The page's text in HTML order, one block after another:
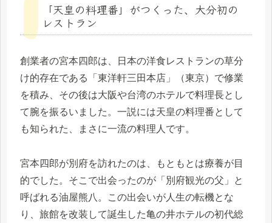
「天皇の料理番」がつくった、大分初の
レストラン
創業者の宮本四郎は、日本の洋食レストランの草分
け的存在である「東洋軒三田本店」（東京）で修業
を積み、その後は大阪や台湾のホテルで料理長とし
て腕を振るいました。一説には天皇の料理番として
も知られた、まさに一流の料理人です。
宮本四郎が別府を訪れたのは、もともとは療養が目
的でした。そこで出会ったのが「別府観光の父」と
呼ばれる油屋熊八。この出会いが人生の転機とな
り、旅館を改装して誕生した亀の井ホテルの初代総